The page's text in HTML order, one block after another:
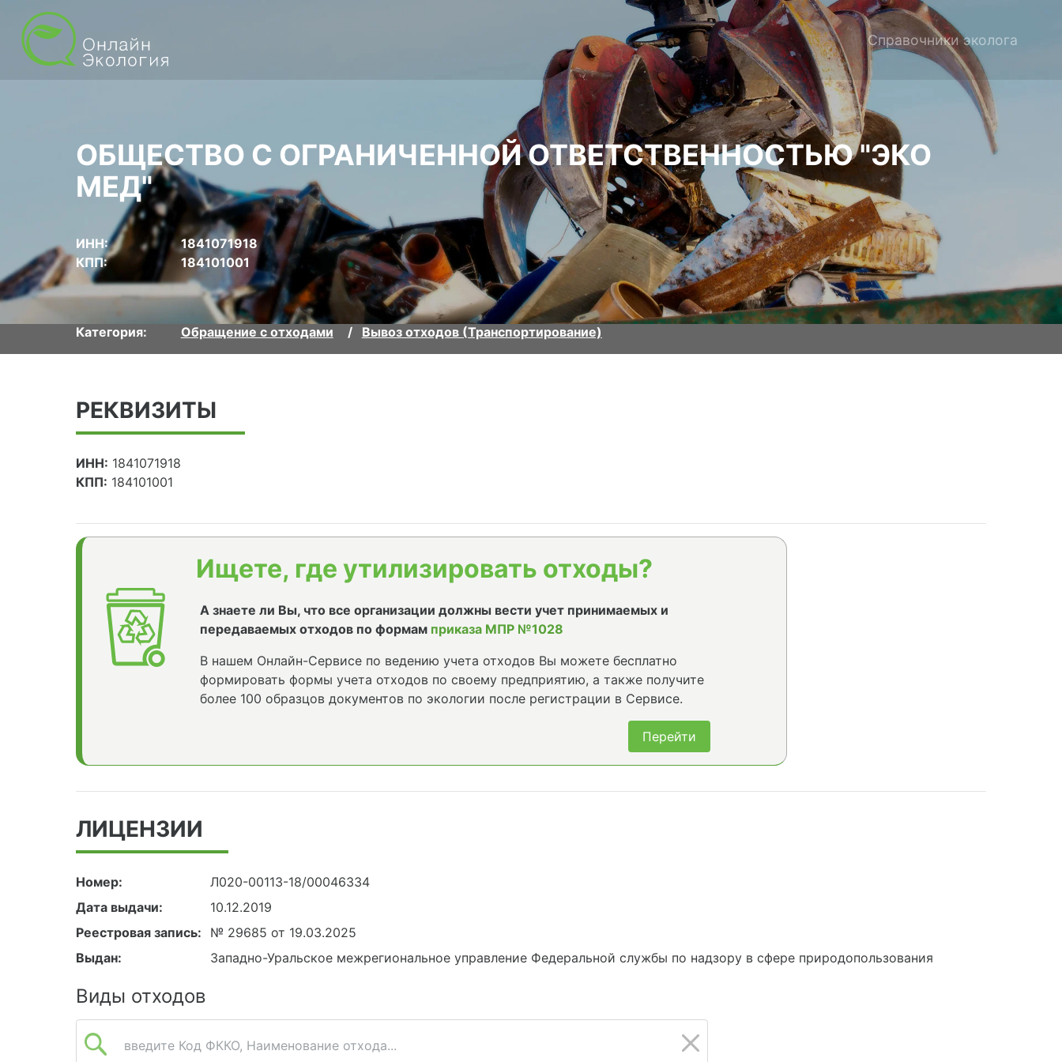
Справочники эколога
ОБЩЕСТВО С ОГРАНИЧЕННОЙ ОТВЕТСТВЕННОСТЬЮ "ЭКО
МЕД"
ИНН:
1841071918
КПП:
184101001
Категория: Обращение с отходами Вывоз отходов (Транспортирование)
РЕКВИЗИТЫ
ИНН: 1841071918
КПП: 184101001
Ищете, где утилизировать отходы?
А знаете ли Вы, что все организации должны вести учет принимаемых и
передаваемых отходов по формам приказа МПР №1028
В нашем Онлайн-Сервисе по ведению учета отходов Вы можете бесплатно
формировать формы учета отходов по своему предприятию, а также получите
более 100 образцов документов по экологии после регистрации в Сервисе.
Перейти
ЛИЦЕНЗИИ
Номер:
Л020-00113-18/00046334
Дата выдачи:
10.12.2019
Реестровая запись:
№ 29685 от 19.03.2025
Выдан:
Западно-Уральское межрегиональное управление Федеральной службы по надзору в сфере природопользования
Виды отходов
введите Код ФККО, Наименование отхода...